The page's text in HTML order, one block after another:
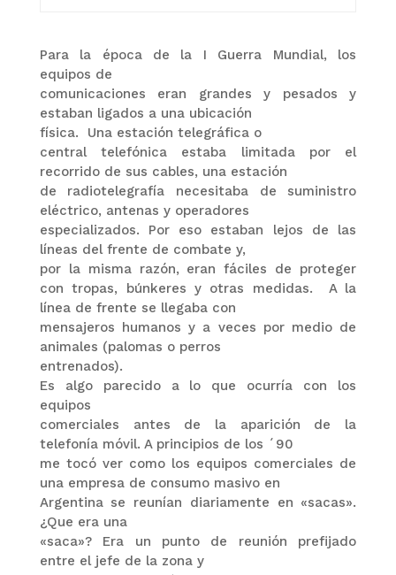
Para la época de la I Guerra Mundial, los
equipos de
comunicaciones eran grandes y pesados y
estaban ligados a una ubicación
física.
Una estación telegráfica o
central telefónica estaba limitada por el
recorrido de sus cables, una estación
de radiotelegrafía necesitaba de suministro
eléctrico, antenas y operadores
especializados. Por eso estaban lejos de las
líneas del frente de combate y,
por la misma razón, eran fáciles de proteger
con tropas, búnkeres y otras medidas.
A la
línea de frente se llegaba con
mensajeros humanos y a veces por medio de
animales (palomas o perros
entrenados).
Es algo parecido a lo que ocurría con los
equipos
comerciales antes de la aparición de la
telefonía móvil. A principios de los ´90
me tocó ver como los equipos comerciales de
una empresa de consumo masivo en
Argentina se reunían diariamente en «sacas».
¿Que era una
«saca»? Era un punto de reunión prefijado
entre el jefe de la zona y